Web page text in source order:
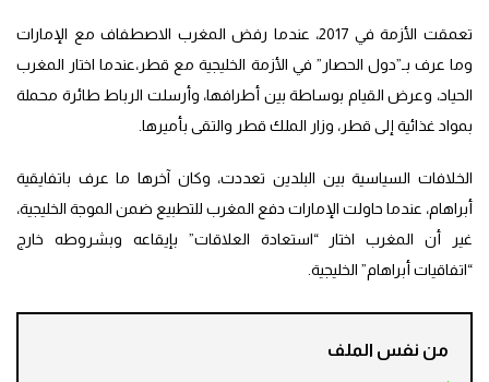
تعمقت الأزمة في 2017، عندما رفض المغرب الاصطفاف مع الإمارات
وما عرف بـ”دول الحصار” في الأزمة الخليجية مع قطر،عندما اختار المغرب
الحياد، وعرض القيام بوساطة بين أطرافها، وأرسلت الرباط طائرة محملة
بمواد غذائية إلى قطر، وزار الملك قطر والتقى بأميرها.
الخلافات السياسية بين البلدين تعددت، وكان آخرها ما عرف باتفايقية
أبراهام، عندما حاولت الإمارات دفع المغرب للتطبيع ضمن الموجة الخليجية،
غير أن المغرب اختار “استعادة العلاقات” بإيقاعه وبشروطه خارج
“اتفاقيات أبراهام” الخليجية.
من نفس الملف